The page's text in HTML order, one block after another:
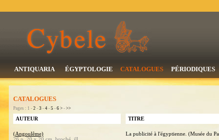
ANTIQUARIA ÉGYPTOLOGIE CATALOGUES PÉRIODIQUES
CATALOGUES
Pages : 1 - 2 - 3 - 4 - 5 - 6 > - >>
AUTEUR TITRE
(Angoulême)
La publicité à l'égyptienne. (Musée du